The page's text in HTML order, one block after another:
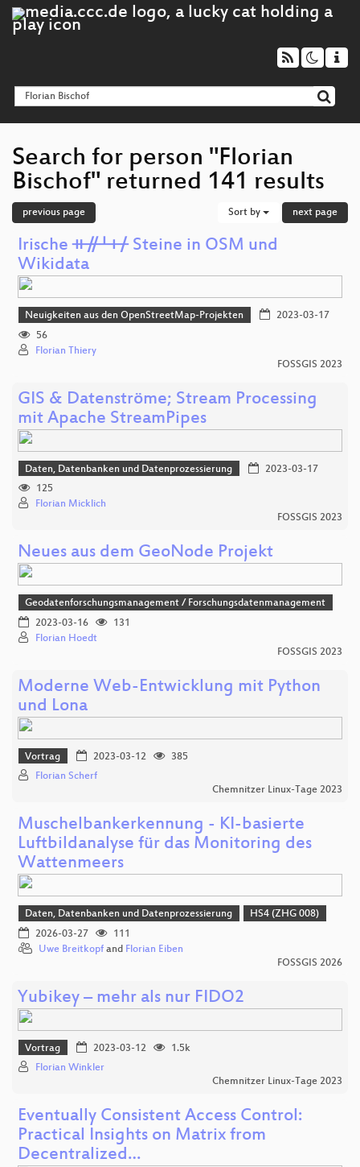
Search for person "Florian
Bischof" returned 141 results
previous page Sort by next page
Irische ᚑᚌᚆᚐᚋ Steine in OSM und
Wikidata
Neuigkeiten aus den OpenStreetMap-Projekten
2023-03-17
56
Florian Thiery
FOSSGIS 2023
GIS & Datenströme; Stream Processing
mit Apache StreamPipes
Daten, Datenbanken und Datenprozessierung
2023-03-17
125
Florian Micklich
FOSSGIS 2023
Neues aus dem GeoNode Projekt
Geodatenforschungsmanagement / Forschungsdatenmanagement
2023-03-16
131
Florian Hoedt
FOSSGIS 2023
Moderne Web-Entwicklung mit Python
und Lona
Vortrag 2023-03-12
385
Florian Scherf
Chemnitzer Linux-Tage 2023
Muschelbankerkennung - KI-basierte
Luftbildanalyse für das Monitoring des
Wattenmeers
Daten, Datenbanken und Datenprozessierung
HS4 (ZHG 008)
2026-03-27
111
Uwe Breitkopf and Florian Eiben
FOSSGIS 2026
Yubikey – mehr als nur FIDO2
Vortrag 2023-03-12
1.5k
Florian Winkler
Chemnitzer Linux-Tage 2023
Eventually Consistent Access Control:
Practical Insights on Matrix from
Decentralized…